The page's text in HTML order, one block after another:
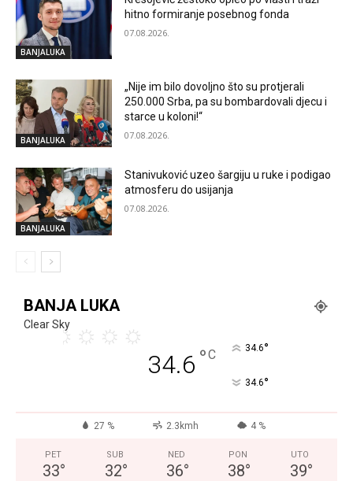
BANJALUKA
hitno formiranje posebnog fonda
07.08.2026.
BANJALUKA
„Nije im bilo dovoljno što su protjerali
250.000 Srba, pa su bombardovali djecu i
starce u koloni!“
07.08.2026.
BANJALUKA
Stanivuković uzeo šargiju u ruke i podigao
atmosferu do usijanja
07.08.2026.
BANJA LUKA
Clear Sky
34.6 °C 34.6°
34.6°
27 % 2.3kmh 4 %
PET
33°
SUB
32°
NED
36°
PON
38°
UTO
39°